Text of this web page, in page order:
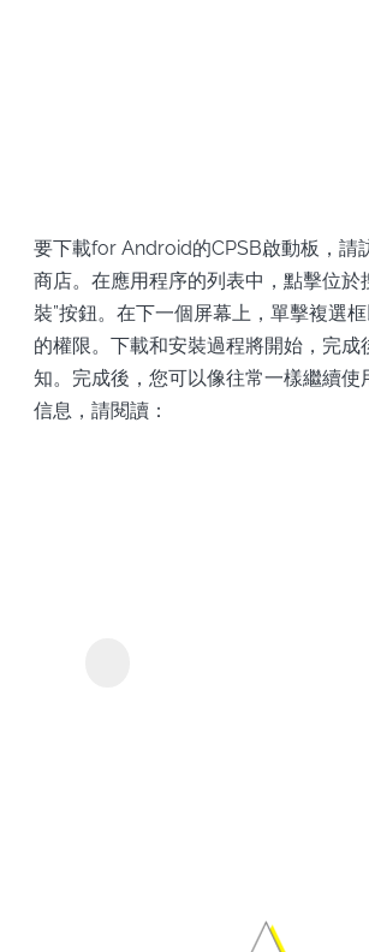
要下載for Android的CPSB啟動板，請
商店。在應用程序的列表中，點擊位於
裝”按鈕。在下一個屏幕上，單擊複選
的權限。下載和安裝過程將開始，完成
知。完成後，您可以像往常一樣繼續使
信息，請閱讀：